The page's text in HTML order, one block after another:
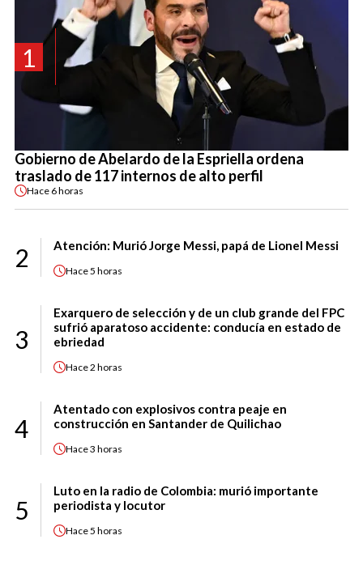
1
Gobierno de Abelardo de la Espriella ordena
traslado de 117 internos de alto perfil
Hace 6 horas
2 Atención: Murió Jorge Messi, papá de Lionel Messi
Hace5 horas
3
Exarquero de selección y de un club grande del FPC
sufrió aparatoso accidente: conducía en estado de
ebriedad
Hace2 horas
4
Atentado con explosivos contra peaje en
construcción en Santander de Quilichao
Hace3 horas
5
Luto en la radio de Colombia: murió importante
periodista y locutor
Hace5 horas